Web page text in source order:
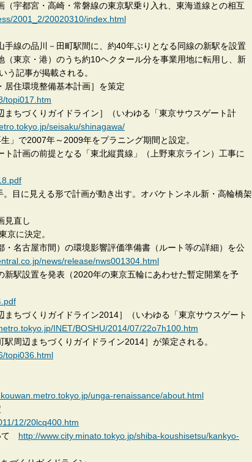
宇都宮・高崎・常磐線の東京駅乗り入れ、東海道線との相互
2001_2/20020310/index.html
線の品川－田町駅間に、約40年ぶりとなる同線の新駅を設置
東京・港）のうち約10ヘクタール分を事業用地に転用し、新
う記事が掲載される。
住環境整備基本計画］を策定
topi017.htm
ちづくりガイドライン］（いわゆる「東京サウスゲート計
seisaku/shinagawa/
で2007年～2009年をプラニング期間と設定。
計画の前提となる「東北縦貫線」（上野東京ライン）工事に
目に見える形で計画が動き出す。オバケトンネル新・高輪橋架
見直し
に決定。
名古屋市間）の環境影響評価準備書（ルート等の詳細）を公
news/release/nws001304.html
駅設置を発表（2020年の東京五輪にあわせた暫定開業を予
ちづくりガイドライン2014］（いわゆる「東京サウスゲート
INET/BOSHU/2014/07/22o7h100.htm
周辺まちづくりガイドライン2014］が策定される。
topi036.html
unga-renaissance/about.html
12/20lcq400.htm
て http://www.city.minato.tokyo.jp/shiba-koushisetsu/kankyo-